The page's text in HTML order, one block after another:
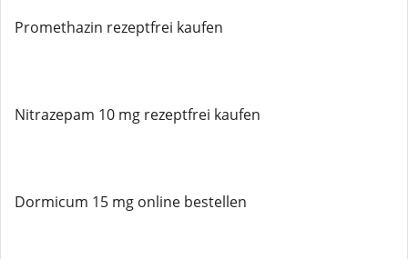
Promethazin rezeptfrei kaufen
Nitrazepam 10 mg rezeptfrei kaufen
Dormicum 15 mg online bestellen